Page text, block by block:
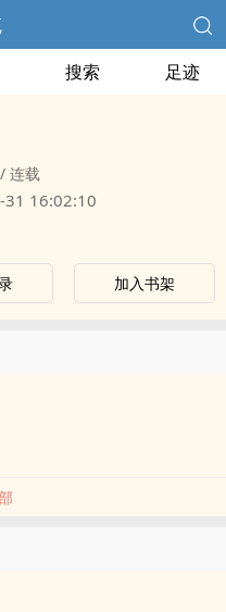
搜索 足迹
/ 连载
16:02:10
加入书架